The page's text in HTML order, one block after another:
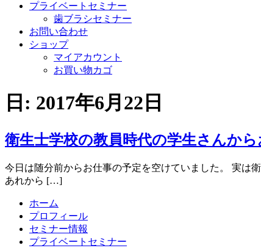
プライベートセミナー
歯ブラシセミナー
お問い合わせ
ショップ
マイアカウント
お買い物カゴ
日: 2017年6月22日
衛生士学校の教員時代の学生さんから
今日は随分前からお仕事の予定を空けていました。 実は
あれから […]
ホーム
プロフィール
セミナー情報
プライベートセミナー